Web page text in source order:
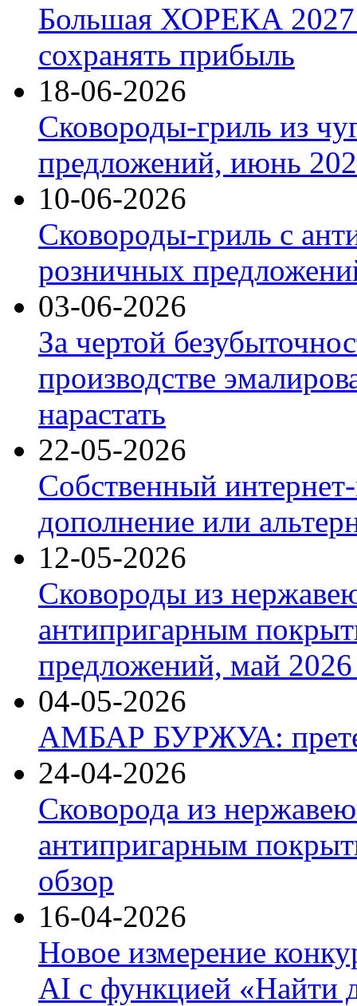
Большая ХОРЕКА 2027:
сохранять прибыль
18-06-2026
Сковороды-гриль из
предложений, июнь
10-06-2026
Сковороды-гриль с
розничных
03-06-2026
За чертой
производстве
нарастать
22-05-2026
Собственный
дополнение или
12-05-2026
Сковороды из
антипригарным
предложений, май 2026
04-05-2026
АМБАР БУРЖУА:
24-04-2026
Сковорода из
антипригарным
обзор
16-04-2026
Новое измерение
AI с функцией «Найти